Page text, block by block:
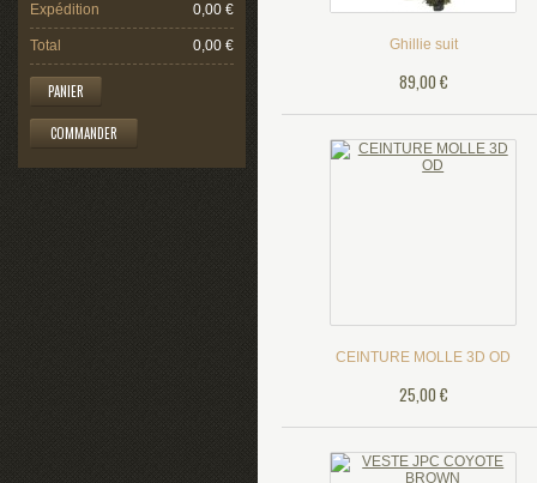
Expédition 0,00 €
Total 0,00 €
PANIER
COMMANDER
Ghillie suit
89,00 €
CEINTURE MOLLE 3D OD
25,00 €